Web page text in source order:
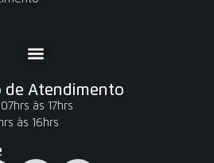
às 17hrs
às 16hrs
de Atendimento